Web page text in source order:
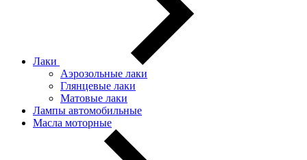
Лаки
Аэрозольные лаки
Глянцевые лаки
Матовые лаки
Лампы автомобильные
Масла моторные